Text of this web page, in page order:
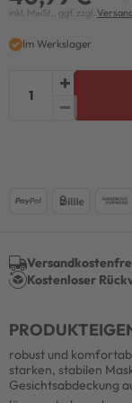
inkl. MwSt., ggf. zzgl.
Im Werkslager
Kostenloser
robust und
starken, stabilen
Gesichtsabdeckung